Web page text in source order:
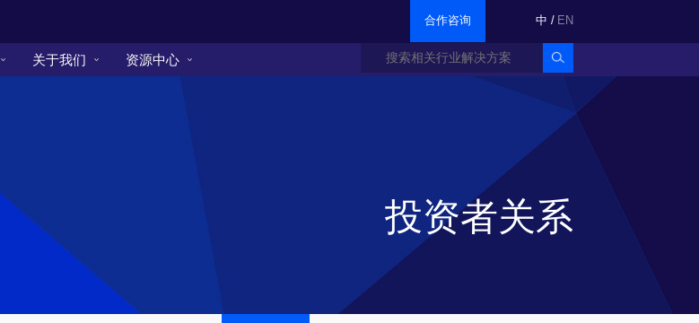
合作咨询 中 / EN
关于我们 资源中心
投资者关系